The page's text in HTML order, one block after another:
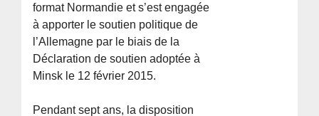
format Normandie et s’est engagée
à apporter le soutien politique de
l’Allemagne par le biais de la
Déclaration de soutien adoptée à
Minsk le 12 février 2015.
Pendant sept ans, la disposition